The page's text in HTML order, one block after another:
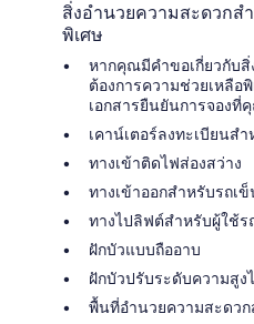
สิ่งอำนวยความสะดวกส
พิเศษ
หากคุณมีคำขอเกี่ยวกับ
ต้องการความช่วยเหลื
เอกสารยืนยันการจองที่
เคาน์เตอร์ลงทะเบียนส
ทางเข้าติดไฟส่องสว่าง
ทางเข้าออกสำหรับรถเ
ทางไปลิฟต์สำหรับผู้ใช้ร
ฝักบัวแบบถืออาบ
ฝักบัวปรับระดับความสูง
พื้นที่อำนวยความสะดวก